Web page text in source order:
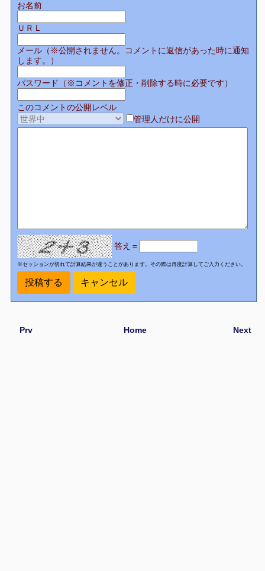
お名前
ＵＲＬ
メール（※公開されません。コメントに返信があった時に通知
します。）
パスワード（※コメントを修正・削除する時に必要です）
このコメントの公開レベル
管理人だけに公開
答え＝
※セッションが切れて計算結果が違うことがあります。その際は再度計算してご入力ください。
Prv Next
Home